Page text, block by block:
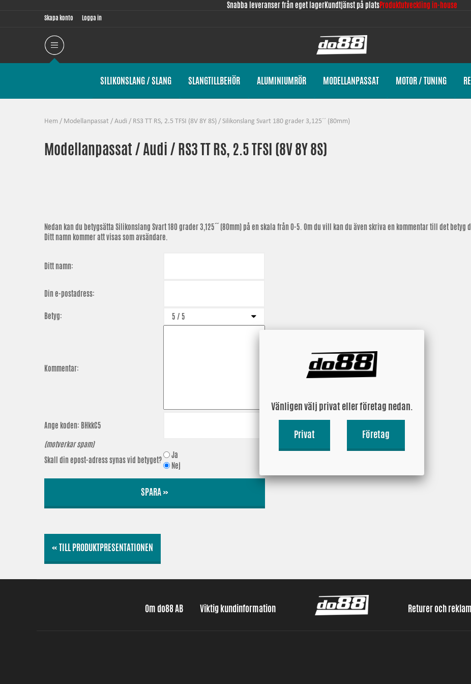
Snabba leveranser från eget lagerKundtjänst på platsProduktutveckling in-house
Skapa konto Logga in
SILIKONSLANG / SLANG SLANGTILLBEHÖR ALUMINIUMRÖR MODELLANPASSAT MOTOR / TUNING
Hem / Modellanpassat / Audi / RS3 TT RS, 2.5 TFSI (8V 8Y 8S) / Silikonslang Svart 180 grader 3,125´´ (80mm)
Modellanpassat / Audi / RS3 TT RS, 2.5 TFSI (8V 8Y 8S)
Nedan kan du betygsätta Silikonslang Svart 180 grader 3,125´´ (80mm) på en skala från 0-5. Om du vill kan du även skriva en kommentar till det betyg
Ditt namn kommer att visas som avsändare.
Ditt namn:
Din e-postadress:
Betyg:
Kommentar:
Ange koden: BHkkC5
(motverkar spam)
Skall din epost-adress synas vid betyget?
Ja
Nej
SPARA »
« TILL PRODUKTPRESENTATIONEN
Om do88 AB Viktig kundinformation Returer och
Vänligen välj privat eller företag nedan.
Privat Företag